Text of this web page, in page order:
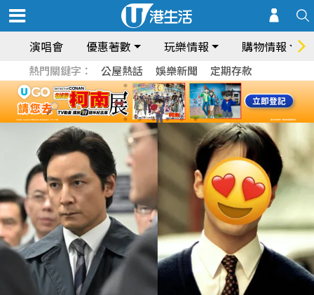
演唱會 優惠著數 玩樂情報 購物情報
熱門關鍵字： 公屋熱話 娛樂新聞 定期存款